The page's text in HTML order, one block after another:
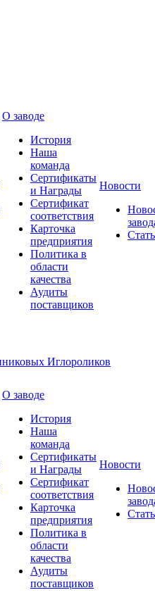
О заводе
История
Наша
команда
Сертификаты
и Награды
Сертификат
соответствия
Карточка
предприятия
Политика в
области
качества
Аудиты
поставщиков
Новости
О заводе
История
Наша
команда
Сертификаты
и Награды
Сертификат
соответствия
Карточка
предприятия
Политика в
области
качества
Аудиты
поставщиков
Новости